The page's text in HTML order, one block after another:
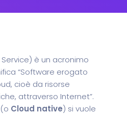
è un acronimo
“Software erogato
cioè da risorse
attraverso Internet”.
(o Cloud native) si vuole